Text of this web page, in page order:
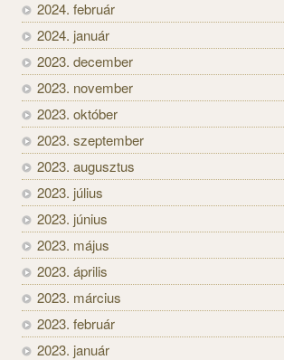
2024. február
2024. január
2023. december
2023. november
2023. október
2023. szeptember
2023. augusztus
2023. július
2023. június
2023. május
2023. április
2023. március
2023. február
2023. január